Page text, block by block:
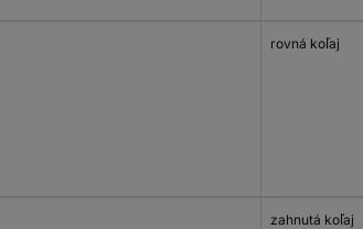
rovná koľaj
zahnutá koľaj